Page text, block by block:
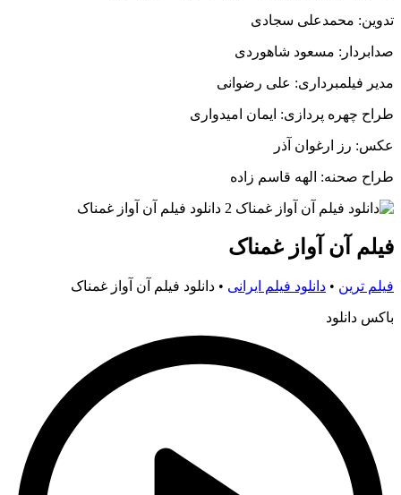
تدوین: محمدعلی سجادی
صدابردار: مسعود شاهوردی
مدیر فیلمبرداری: علی رضوانی
طراح چهره پردازی: ایمان امیدواری
عکس: رز ارغوان آذر
طراح صحنه: الهه قاسم زاده
فیلم آن آواز غمناک
فیلم ترین • دانلود فیلم ایرانی • دانلود فیلم آن آواز غمناک
باکس دانلود